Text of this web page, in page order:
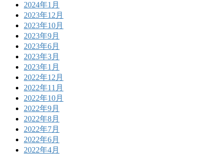
2024年1月
2023年12月
2023年10月
2023年9月
2023年6月
2023年3月
2023年1月
2022年12月
2022年11月
2022年10月
2022年9月
2022年8月
2022年7月
2022年6月
2022年4月